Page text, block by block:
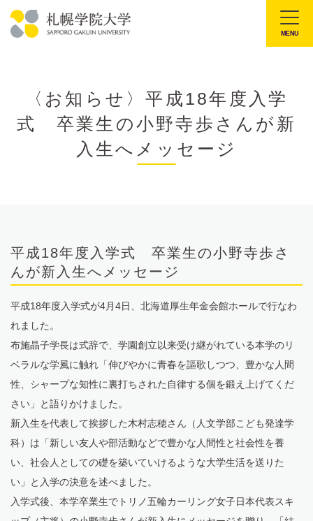
文
大
MENU
〈お知らせ〉平成18年度入学
式 卒業生の小野寺歩さんが新
入生へメッセージ
平成18年度入学式 卒業生の小野寺歩さ
んが新入生へメッセージ
平成18年度入学式が4月4日、北海道厚生年金会館ホールで行なわ
れました。
布施晶子学長は式辞で、学園創立以来受け継がれている本学のリ
ベラルな学風に触れ「伸びやかに青春を謳歌しつつ、豊かな人間
性、シャープな知性に裏打ちされた自律する個を鍛え上げてくだ
さい」と語りかけました。
新入生を代表して挨拶した木村志穂さん（人文学部こども発達学
科）は「新しい友人や部活動などで豊かな人間性と社会性を養
い、社会人としての礎を築いていけるような大学生活を送りた
い」と入学の決意を述べました。
入学式後、本学卒業生でトリノ五輪カーリング女子日本代表スキ